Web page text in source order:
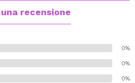
recensione
0%
0%
0%